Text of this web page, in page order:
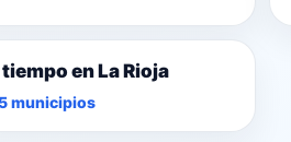
tiempo en La Rioja
municipios